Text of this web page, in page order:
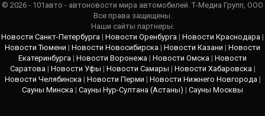
© 2026 - 101авто - автоновости мира автомобилей. Т-Медиа Групп, ООО
Все права защищены.
Наши сайты партнеры:
Новости Санкт-Петербурга | Новости Оренбурга | Новости Краснодара |
Новости Тюмени | Новости Новосибирска | Новости Казани | Новости
Екатеринбурга | Новости Воронежа | Новости Омска | Новости
Саратова| Новости Уфы | Новости Самары | Новости Хабаровска|
Новости Челябинска| Новости Перми | Новости Нижнего Новгорода|
Сауны Минска | Сауны Нур-Султана (Астаны) | Сауны Москвы